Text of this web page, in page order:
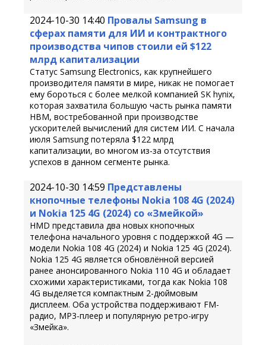
2024-10-30 14:40 Провалы Samsung в
сферах памяти для ИИ и контрактного
производства чипов стоили ей $122
млрд капитализации
Статус Samsung Electronics, как крупнейшего
производителя памяти в мире, никак не помогает
ему бороться с более мелкой компанией SK hynix,
которая захватила большую часть рынка памяти
HBM, востребованной при производстве
ускорителей вычислений для систем ИИ. С начала
июля Samsung потеряла $122 млрд
капитализации, во многом из-за отсутствия
успехов в данном сегменте рынка.
2024-10-30 14:59 Представлены
кнопочные телефоны Nokia 108 4G (2024)
и Nokia 125 4G (2024) со «Змейкой»
HMD представила два новых кнопочных
телефона начального уровня с поддержкой 4G —
модели Nokia 108 4G (2024) и Nokia 125 4G (2024).
Nokia 125 4G является обновлённой версией
ранее анонсированного Nokia 110 4G и обладает
схожими характеристиками, тогда как Nokia 108
4G выделяется компактным 2-дюймовым
дисплеем. Оба устройства поддерживают FM-
радио, MP3-плеер и популярную ретро-игру
«Змейка».